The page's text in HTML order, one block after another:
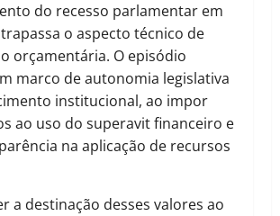
do recesso parlamentar em
o aspecto técnico de
orçamentária. O episódio
marco de autonomia legislativa
institucional, ao impor
ao uso do superavit financeiro e
na aplicação de recursos
a destinação desses valores ao